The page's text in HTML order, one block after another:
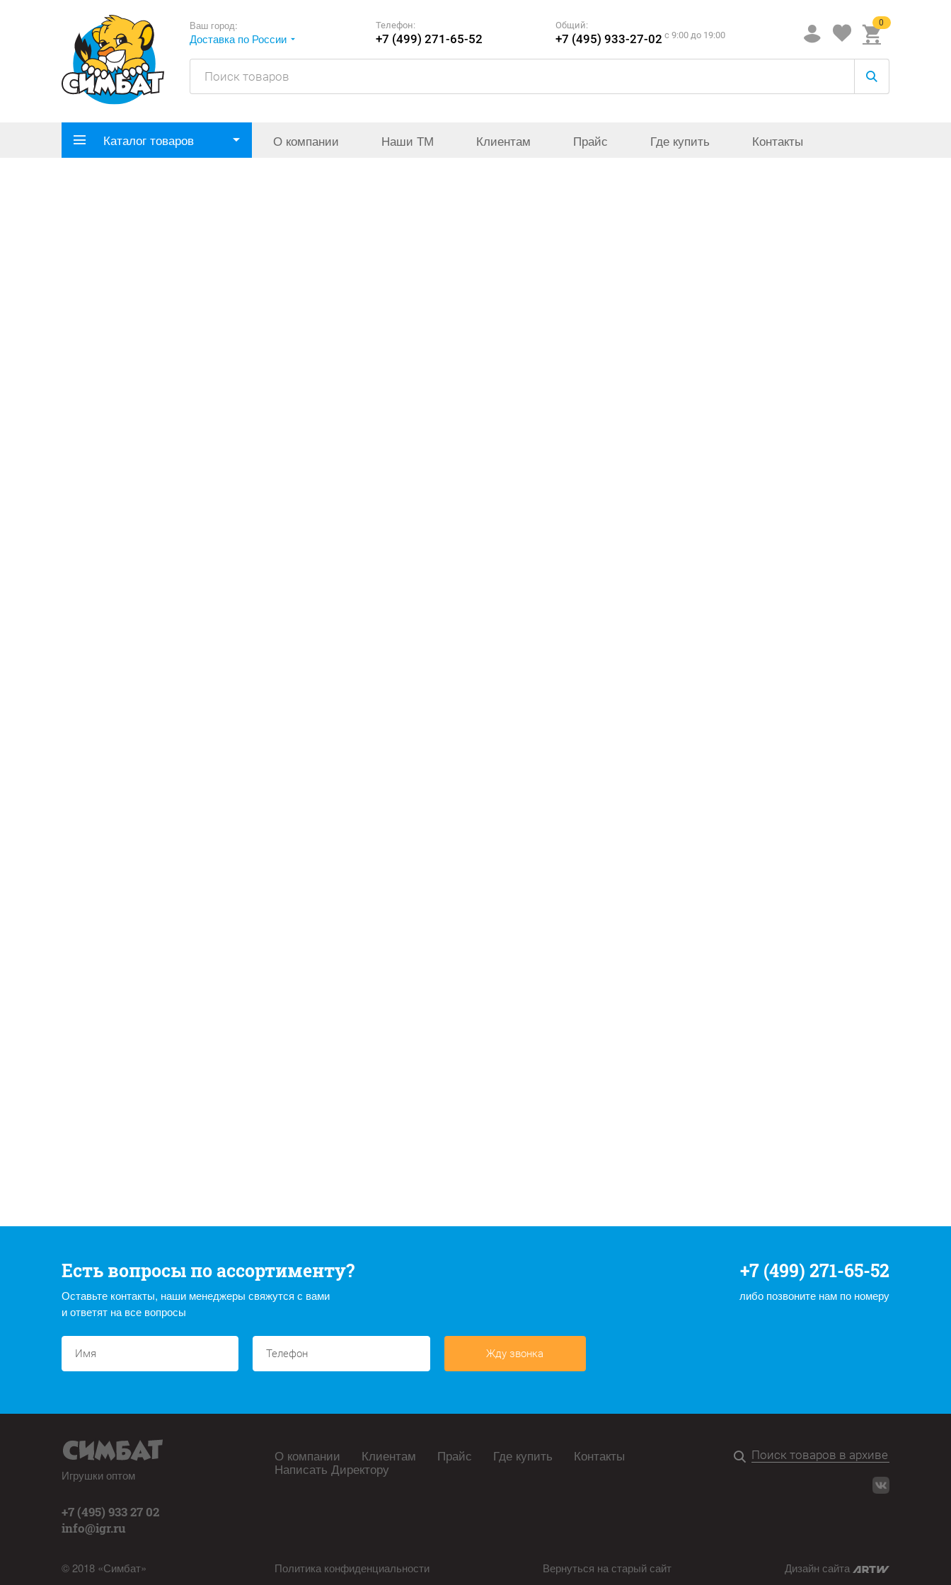
Ваш город:
Доставка по России
Телефон:
+7 (499) 271-65-52
Общий:
+7 (495) 933-27-02 c 9:00 до 19:00
0
Каталог товаров О компании Наши ТМ Клиентам Прайс Где купить Контакты
Есть вопросы по ассортименту?
Оставьте контакты, наши менеджеры свяжутся с вами
и ответят на все вопросы
+7 (499) 271-65-52
либо позвоните нам по номеру
Жду звонка
Игрушки оптом
+7 (495) 933 27 02
info@igr.ru
© 2018 «Симбат»
О компании Клиентам Прайс Где купить Контакты
Написать Директору
Политика конфиденциальности Вернуться на старый сайт Дизайн сайта